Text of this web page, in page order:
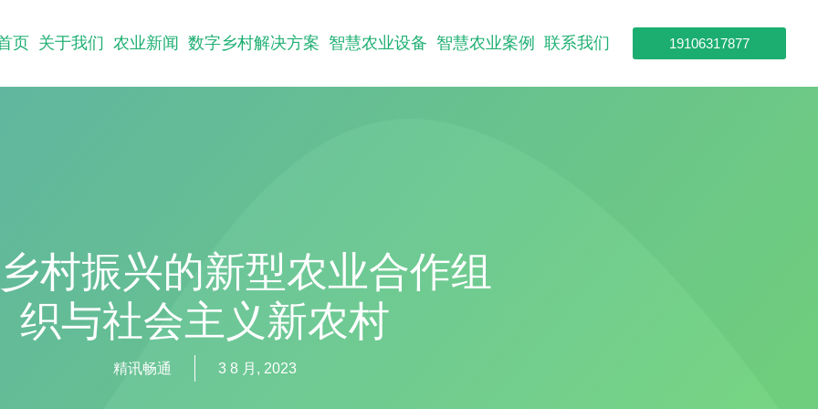
页 关于我们 农业新闻 数字乡村解决方案 智慧农业设备 智慧农业案例 联系我们 19106317877
村振兴的新型农业合作组
织与社会主义新农村
精讯畅通 3 8 月, 2023